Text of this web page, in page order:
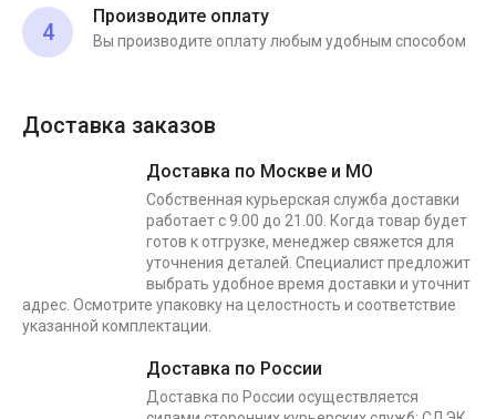
4
Производите оплату
Вы производите оплату любым удобным способом
Доставка заказов
Доставка по Москве и МО
Собственная курьерская служба доставки
работает с 9.00 до 21.00. Когда товар будет
готов к отгрузке, менеджер свяжется для
уточнения деталей. Специалист предложит
выбрать удобное время доставки и уточнит
адрес. Осмотрите упаковку на целостность и соответствие
указанной комплектации.
Доставка по России
Доставка по России осуществляется